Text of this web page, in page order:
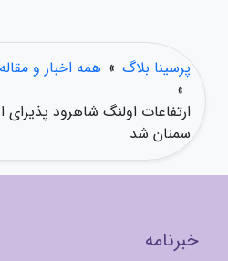
پرسینا بلاگ » همه اخبار و
»
ارتفاعات اولنگ شاهرود پذیرای
سمنان شد
خبرنامه